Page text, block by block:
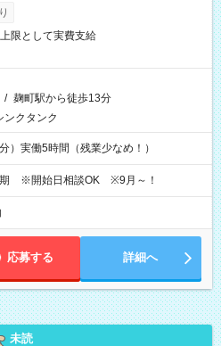
有）
限として実費支給
/ 麹町駅から徒歩13分
ンクタンク
）実働5時間（残業少なめ！）
期 ※開始日相談OK ※9月～！
応募する 詳細へ
未読